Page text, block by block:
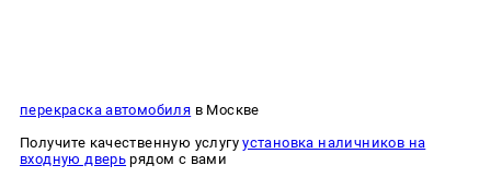
перекраска автомобиля в Москве
Получите качественную услугуустановка наличников на
входную дверь рядом с вами